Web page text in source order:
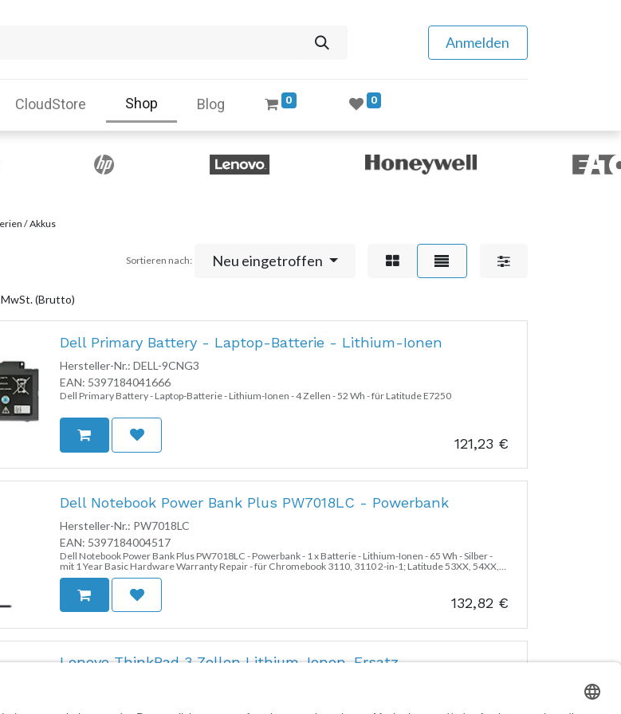
Anmelden
CloudStore Shop Blog 0 0
/ Akkus
Sortieren nach: Neu eingetroffen
(Brutto)
Dell Primary Battery - Laptop-Batterie - Lithium-Ionen
Hersteller-Nr.: DELL-9CNG3
EAN: 5397184041666
Dell Primary Battery - Laptop-Batterie - Lithium-Ionen - 4 Zellen - 52 Wh - für Latitude E7250
121,23 €
Dell Notebook Power Bank Plus PW7018LC - Powerbank
Hersteller-Nr.: PW7018LC
EAN: 5397184004517
Dell Notebook Power Bank Plus PW7018LC - Powerbank - 1 x Batterie - Lithium-Ionen - 65 Wh - Silber -
mit 1 Year Basic Hardware Warranty Repair - für Chromebook 3110, 3110 2-in-1; Latitude 53XX, 54XX,
55XX, 73XX, 74XX, 75XX; Precision 35XX
132,82€
Lenovo ThinkPad 3 Zellen Lithium-Ionen-Ersatz